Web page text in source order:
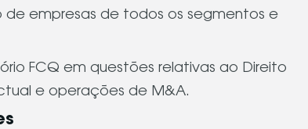
empresas de todos os segmentos e
FCQ em questões relativas ao Direito
e operações de M&A.